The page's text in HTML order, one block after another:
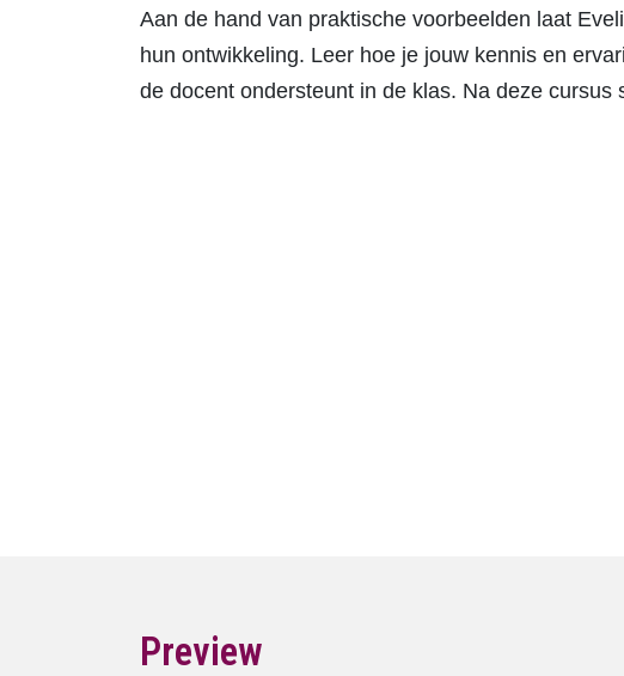
Aan de hand van praktische voorbeelden laat
hun ontwikkeling. Leer hoe je jouw kennis en
de docent ondersteunt in de klas. Na deze
Preview